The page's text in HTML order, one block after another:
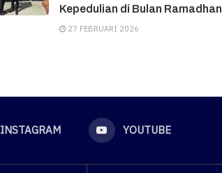
Kepedulian di Bulan Ramadhan
27 FEBRUARI 2026
INSTAGRAM YOUTUBE